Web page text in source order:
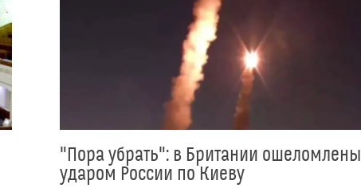
"Пора убрать": в Британии ошеломлены
ударом России по Киеву